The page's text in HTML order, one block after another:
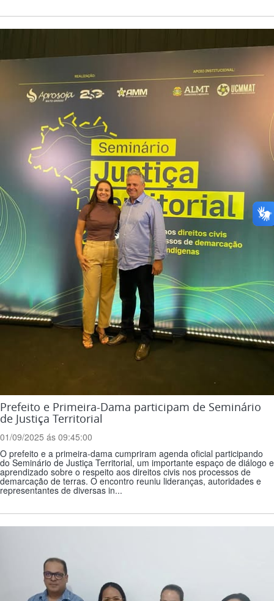
Prefeito e Primeira-Dama participam de Seminário
de Justiça Territorial
01/09/2025 ás 09:45:00
O prefeito e a primeira-dama cumpriram agenda oficial participando
do Seminário de Justiça Territorial, um importante espaço de diálogo e
aprendizado sobre o respeito aos direitos civis nos processos de
demarcação de terras. O encontro reuniu lideranças, autoridades e
representantes de diversas in...